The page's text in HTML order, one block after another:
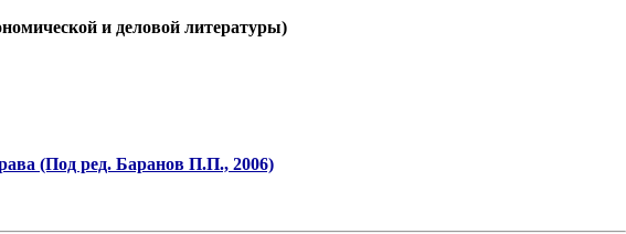
и деловой литературы)
(Под ред. Баранов П.П., 2006)